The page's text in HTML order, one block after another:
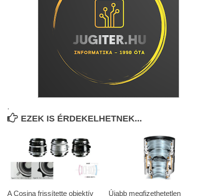
.
EZEK IS ÉRDEKELHETNEK...
A Cosina frissítette objektív Újabb megfizethetetlen